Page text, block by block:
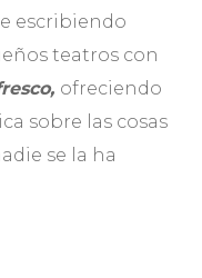
escribiendo
teatros con
ofreciendo
sobre las cosas
se la ha